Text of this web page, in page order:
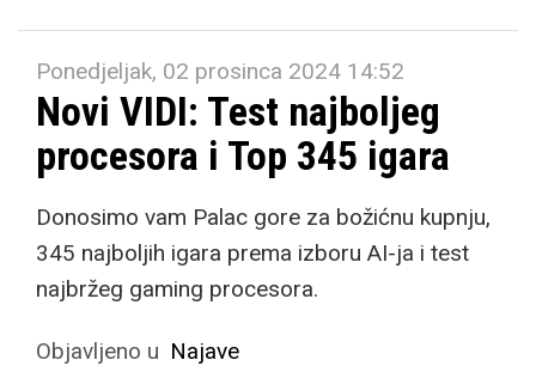
Ponedjeljak, 02 prosinca 2024 14:52
Novi VIDI: Test najboljeg
procesora i Top 345 igara
Donosimo vam Palac gore za božićnu kupnju,
345 najboljih igara prema izboru AI-ja i test
najbržeg gaming procesora.
Objavljeno u Najave